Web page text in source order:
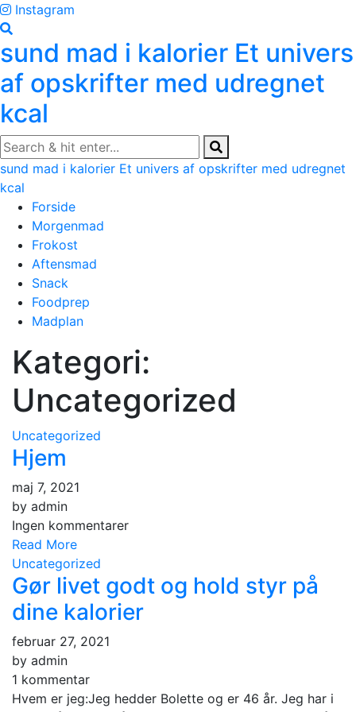
Skip
to
content
Instagram
sund mad i kalorier Et univers
af opskrifter med udregnet
kcal
sund mad i kalorier Et univers af opskrifter med udregnet
kcal
Forside
Morgenmad
Frokost
Aftensmad
Snack
Foodprep
Madplan
Kategori:
Uncategorized
Uncategorized
Hjem
maj 7, 2021
by admin
Ingen kommentarer
Read More
Uncategorized
Gør livet godt og hold styr på
dine kalorier
februar 27, 2021
by admin
1 kommentar
Hvem er jeg:Jeg hedder Bolette og er 46 år. Jeg har i